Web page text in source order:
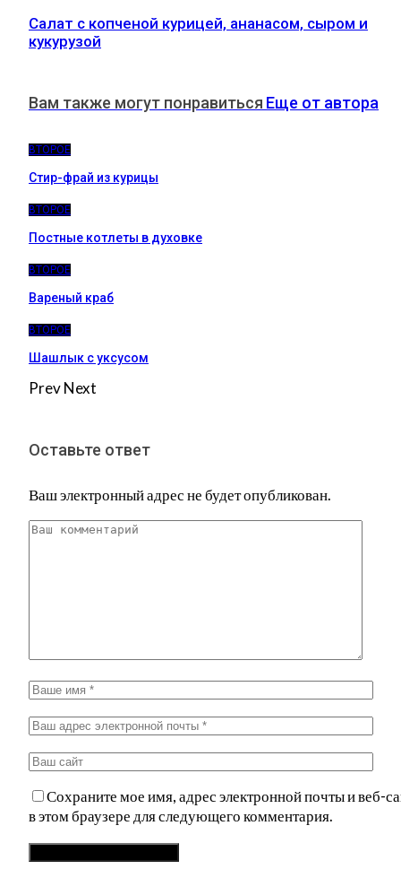
Салат с копченой курицей, ананасом, сыром и
кукурузой
Вам также могут понравиться Еще от автора
ВТОРОЕ
Стир-фрай из курицы
ВТОРОЕ
Постные котлеты в духовке
ВТОРОЕ
Вареный краб
ВТОРОЕ
Шашлык с уксусом
PrevNext
Оставьте ответ
Ваш электронный адрес не будет опубликован.
Сохраните мое имя, адрес электронной почты и веб-
в этом браузере для следующего комментария.